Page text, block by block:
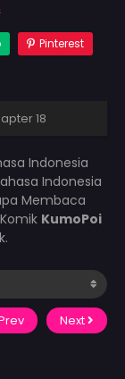
Pinterest
18
Indonesia
Indonesia
Membaca
KumoPoi
Next